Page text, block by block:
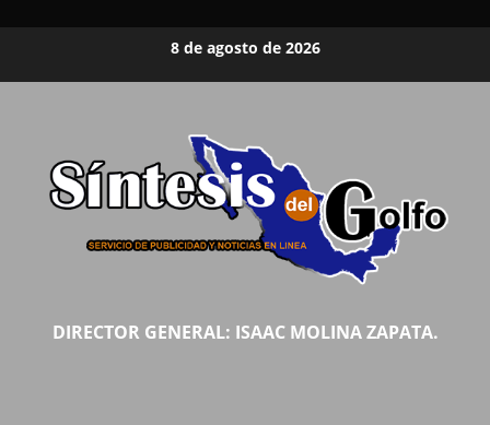
8 de agosto de 2026
DIRECTOR GENERAL: ISAAC MOLINA ZAPATA.